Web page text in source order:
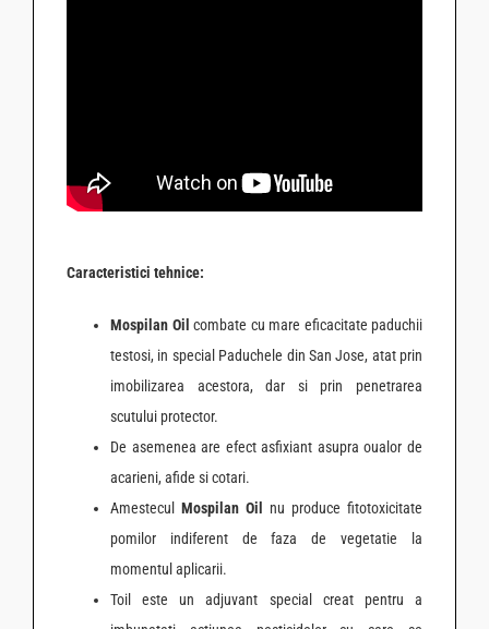
Caracteristici tehnice:
Mospilan Oil combate cu mare eficacitate paduchii
testosi, in special Paduchele din San Jose, atat prin
imobilizarea acestora, dar si prin penetrarea
scutului protector.
De asemenea are efect asfixiant asupra oualor de
acarieni, afide si cotari.
Amestecul Mospilan Oil
nu produce fitotoxicitate
pomilor indiferent de faza de vegetatie la
momentul aplicarii.
Toil este un adjuvant special creat pentru a